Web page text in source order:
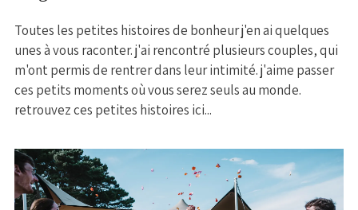
Toutes les petites histoires de bonheur j'en ai quelques
unes à vous raconter. j'ai rencontré plusieurs couples, qui
m'ont permis de rentrer dans leur intimité. j'aime passer
ces petits moments où vous serez seuls au monde.
retrouvez ces petites histoires ici...